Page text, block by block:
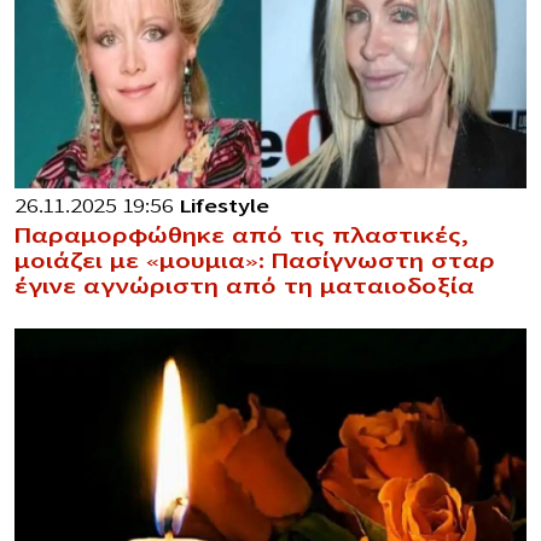
26.11.2025 19:56 Lifestyle
Παραμορφώθηκε από τις πλαστικές,
μοιάζει με «μoυμια»: Πασίγνωστη σταρ
έγινε αγνώριστη από τη ματαιοδοξία